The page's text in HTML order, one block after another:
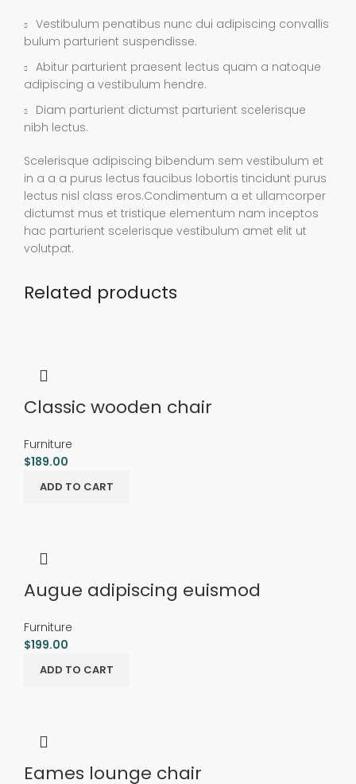
Vestibulum penatibus nunc dui adipiscing convallis
bulum parturient suspendisse.
Abitur parturient praesent lectus quam a natoque
adipiscing a vestibulum hendre.
Diam parturient dictumst parturient scelerisque
nibh lectus.
Scelerisque adipiscing bibendum sem vestibulum et
in a a a purus lectus faucibus lobortis tincidunt purus
lectus nisl class eros.Condimentum a et ullamcorper
dictumst mus et tristique elementum nam inceptos
hac parturient scelerisque vestibulum amet elit ut
volutpat.
Related products
Classic wooden chair
Furniture
$189.00
ADD TO CART
Augue adipiscing euismod
Furniture
$199.00
ADD TO CART
Eames lounge chair